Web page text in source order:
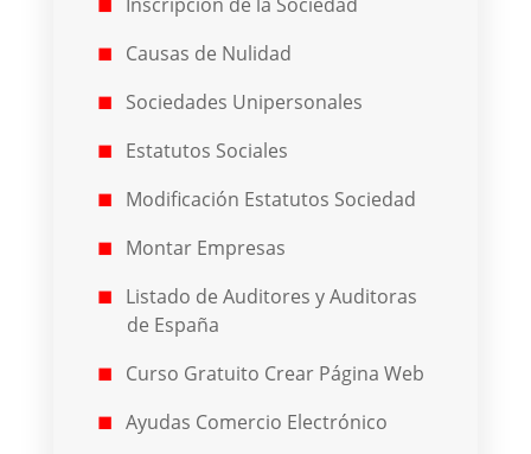
Causas de Nulidad
Sociedades Unipersonales
Estatutos Sociales
Modificación Estatutos Sociedad
Montar Empresas
Listado de Auditores y Auditoras
de España
Curso Gratuito Crear Página Web
Ayudas Comercio Electrónico